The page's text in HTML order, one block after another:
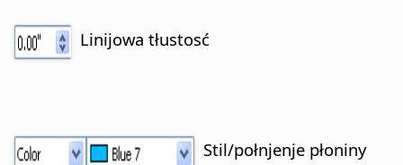
Linijowa tłustosć
Stil/połnjenje płoniny